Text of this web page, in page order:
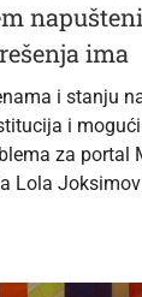
rešenja ima
i stanju
i
za portal
Lola